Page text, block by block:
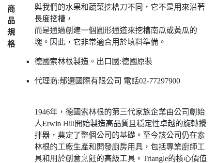
商
品
規
格
與我們的水果和蔬菜挖槽刀不同，它不是用來沿著
長度挖槽，
而是通過創建一個圓形通道來挖槽南瓜或黃瓜的
塊。因此，它非常適合用於填料準備。
德國索林根製造。出口國:德國原裝
代理商:郁選國際有限公司 電話02-77297900
1946年，德國索林根的第三代家族企業由公司創始
人Erwin Hill開始製造高品質且穩定性卓越的旋轉攪
拌器，奠定了整個公司的基礎。至今該公司仍在索
林根的工廠生產和開發廚房用具，包括專業廚師工
具和用於創意烹飪的高級工具。Triangle的核心價值